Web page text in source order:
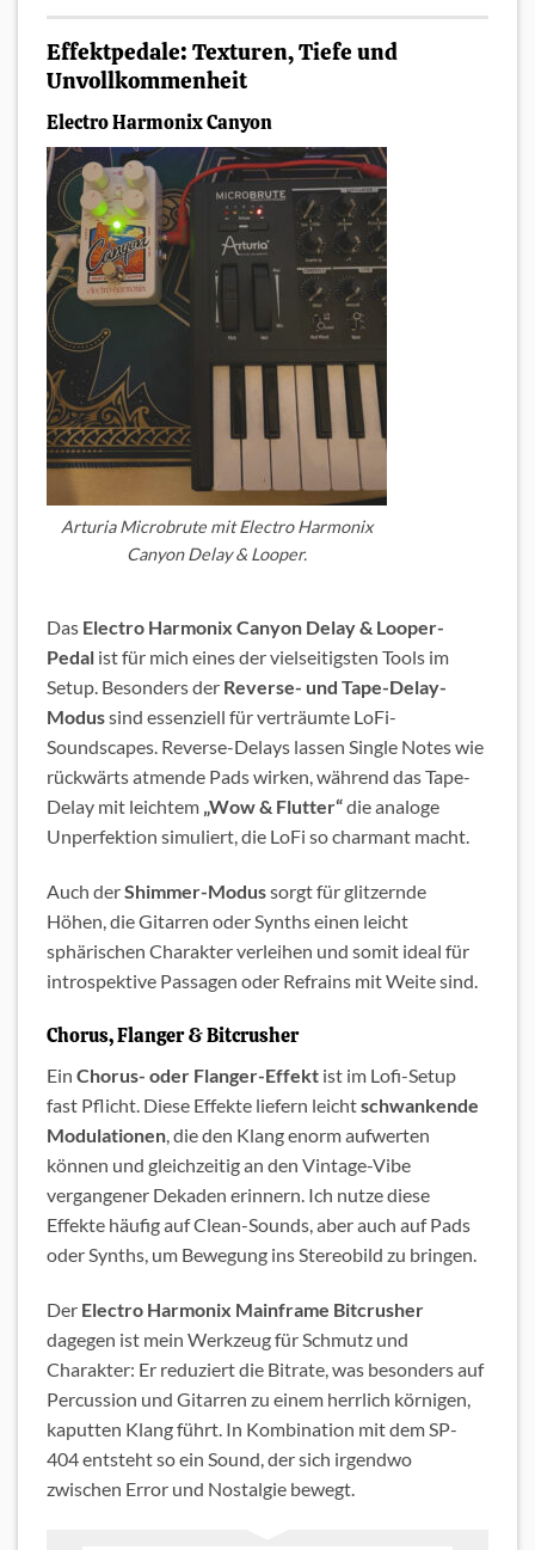
Effektpedale: Texturen, Tiefe und
Unvollkommenheit
Electro Harmonix Canyon
Arturia Microbrute mit Electro Harmonix
Canyon Delay & Looper.
Das Electro Harmonix Canyon Delay & Looper-
Pedal ist für mich eines der vielseitigsten Tools im
Setup. Besonders der Reverse- und Tape-Delay-
Modussind essenziell für verträumte LoFi-
Soundscapes. Reverse-Delays lassen Single Notes wie
rückwärts atmende Pads wirken, während das Tape-
Delay mit leichtem „Wow & Flutter“die analoge
Unperfektion simuliert, die LoFi so charmant macht.
Auch derShimmer-Modussorgt für glitzernde
Höhen, die Gitarren oder Synths einen leicht
sphärischen Charakter verleihen und somit ideal für
introspektive Passagen oder Refrains mit Weite sind.
Chorus, Flanger & Bitcrusher
Ein Chorus- oder Flanger-Effekt ist im Lofi-Setup
fast Pflicht. Diese Effekte liefern leichtschwankende
Modulationen, die den Klang enorm aufwerten
können und gleichzeitig an den Vintage-Vibe
vergangener Dekaden erinnern. Ich nutze diese
Effekte häufig auf Clean-Sounds, aber auch auf Pads
oder Synths, um Bewegung ins Stereobild zu bringen.
Der Electro Harmonix Mainframe Bitcrusher
dagegen ist mein Werkzeug für Schmutz und
Charakter: Er reduziert die Bitrate, was besonders auf
Percussion und Gitarren zu einem herrlich körnigen,
kaputten Klang führt. In Kombination mit dem SP-
404 entsteht so ein Sound, der sich irgendwo
zwischen Error und Nostalgie bewegt.